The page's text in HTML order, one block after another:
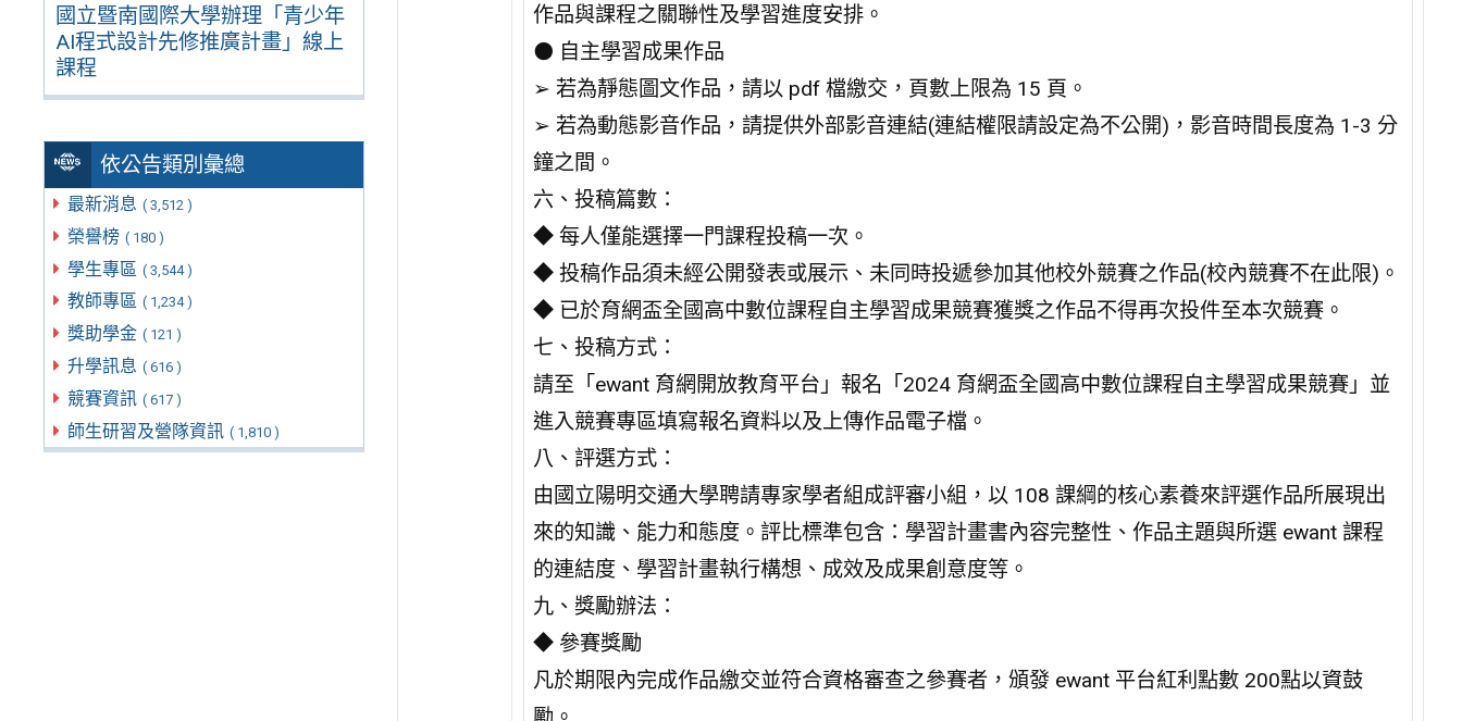
國立暨南國際大學辦理「青少年
AI程式設計先修推廣計畫」線上
課程
依公告類別彙總
最新消息 ( 3,512 )
榮譽榜 ( 180 )
學生專區 ( 3,544 )
教師專區 ( 1,234 )
獎助學金 ( 121 )
升學訊息 ( 616 )
競賽資訊 ( 617 )
師生研習及營隊資訊 ( 1,810 )
作品與課程之關聯性及學習進度安排。
⚫ 自主學習成果作品
➢ 若為靜態圖文作品，請以 pdf 檔繳交，頁數上限為 15 頁。
➢ 若為動態影音作品，請提供外部影音連結(連結權限請設定為不公開)，影音時間長度為 1-3 分
鐘之間。
六、投稿篇數：
◆ 每人僅能選擇一門課程投稿一次。
◆ 投稿作品須未經公開發表或展示、未同時投遞參加其他校外競賽之作品(校內競賽不在此限)。
◆ 已於育網盃全國高中數位課程自主學習成果競賽獲獎之作品不得再次投件至本次競賽。
七、投稿方式：
請至「ewant 育網開放教育平台」報名「2024 育網盃全國高中數位課程自主學習成果競賽」並
進入競賽專區填寫報名資料以及上傳作品電子檔。
八、評選方式：
由國立陽明交通大學聘請專家學者組成評審小組，以 108 課綱的核心素養來評選作品所展現出
來的知識、能力和態度。評比標準包含：學習計畫書內容完整性、作品主題與所選 ewant 課程
的連結度、學習計畫執行構想、成效及成果創意度等。
九、獎勵辦法：
◆ 參賽獎勵
凡於期限內完成作品繳交並符合資格審查之參賽者，頒發 ewant 平台紅利點數 200點以資鼓